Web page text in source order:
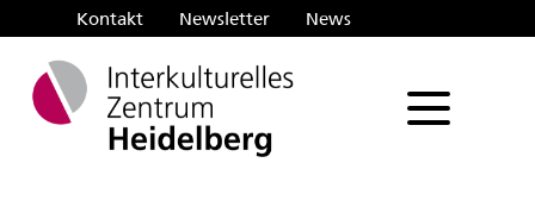
Kontakt Newsletter News